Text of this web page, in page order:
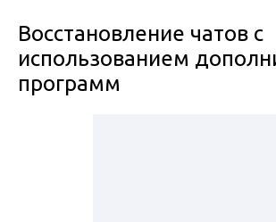
Восстановление чатов с
использованием
программ